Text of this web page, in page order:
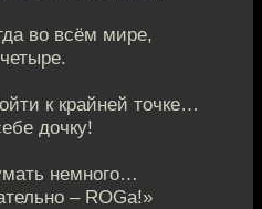
во всём мире,
к крайней точке…
дочку!
немного…
– ROGa!»